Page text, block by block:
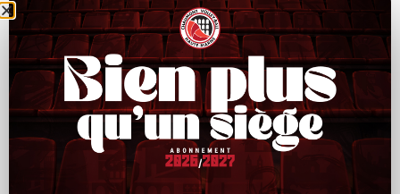
LIRE LA SUITE »
8 juillet 2026 9 h 59 min
ACTUALITÉS